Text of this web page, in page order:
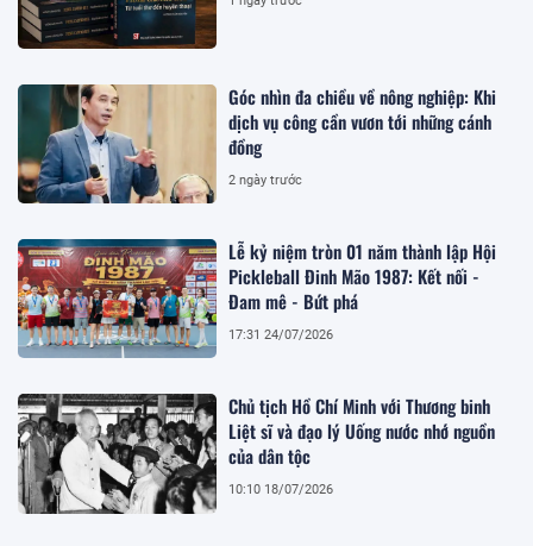
Góc nhìn đa chiều về nông nghiệp: Khi
dịch vụ công cần vươn tới những cánh
đồng
2 ngày trước
Lễ kỷ niệm tròn 01 năm thành lập Hội
Pickleball Đinh Mão 1987: Kết nối -
Đam mê - Bứt phá
17:31 24/07/2026
Chủ tịch Hồ Chí Minh với Thương binh
Liệt sĩ và đạo lý Uống nước nhớ nguồn
của dân tộc
10:10 18/07/2026